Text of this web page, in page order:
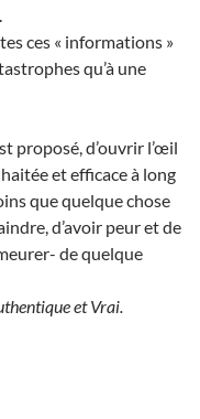
ces « informations »
qu’à une
proposé, d’ouvrir l’œil
et efficace à long
que quelque chose
d’avoir peur et de
de quelque
et Vrai.